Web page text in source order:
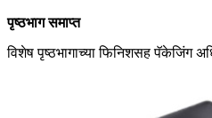
पृष्ठभाग समाप्त
विशेष पृष्ठभागाच्या फिनिशसह पॅकेजिंग